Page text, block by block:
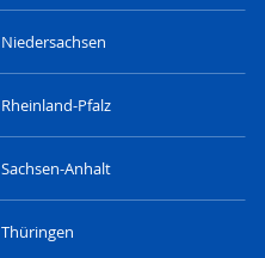
Niedersachsen
Rheinland-Pfalz
Sachsen-Anhalt
Thüringen